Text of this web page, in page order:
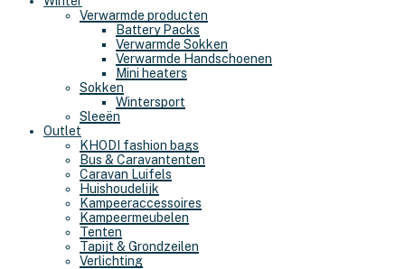
Verwarmde producten
Battery Packs
Verwarmde Sokken
Verwarmde Handschoenen
Mini heaters
Sokken
Wintersport
Sleeën
Outlet
KHODI fashion bags
Bus & Caravantenten
Caravan Luifels
Huishoudelijk
Kampeeraccessoires
Kampeermeubelen
Tenten
Tapijt & Grondzeilen
Verlichting